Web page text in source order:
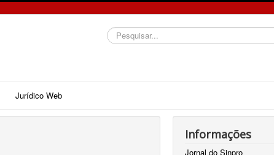
Pesquisar...
Jurídico Web
Informações
Jornal do Sinpro